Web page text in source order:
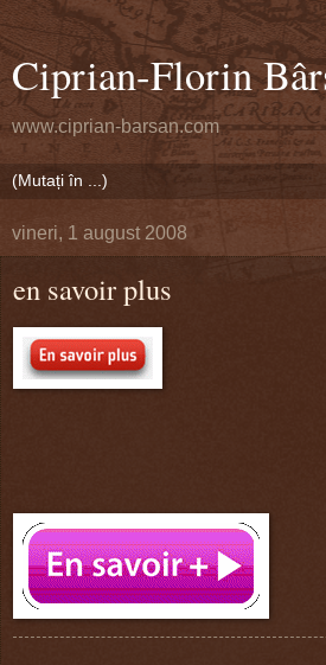
Ciprian-Florin
www.ciprian-barsan.com
vineri, 1 august 2008
en savoir plus